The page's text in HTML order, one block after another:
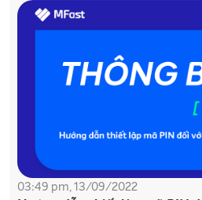
03:49 pm, 13/09/2022